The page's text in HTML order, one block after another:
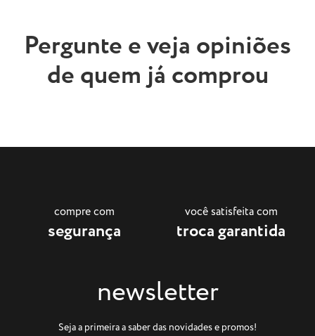
Pergunte e veja opiniões
de quem já comprou
compre com
segurança
você satisfeita com
troca garantida
newsletter
Seja a primeira a saber das novidades e promos!